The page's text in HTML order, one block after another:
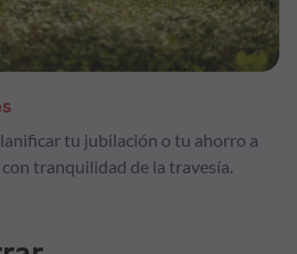
tu jubilación o tu ahorro a
tranquilidad de la travesía.